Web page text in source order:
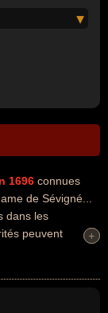
1696 connues
de Sévigné...
dans les
peuvent
morts, ils
+
+